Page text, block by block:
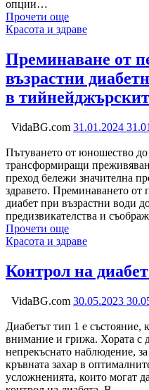
опции…
Прочети още
Категория:
Красота и здраве
Преминаване от
възрастни
в
VidaBG.com 31.01.2024
Пътуването от юношество до
трансформиращи
преход бележи значителна
здравето. Преминаването
диабет при възрастни води
предизвикателства и
Прочети още
Категория:
Красота и здраве
Контрол на
VidaBG.com 30.05.2023
Диабетът тип 1 е състояние,
внимание и грижа. Хората с
непрекъснато наблюдение,
кръвната захар в
усложненията, които могат